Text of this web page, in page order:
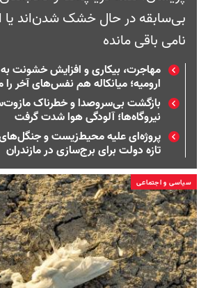
بی‌سابقه در حال خشک شدن‌اند یا
نامی باقی مانده
مهاجرت، بیکاری و افزایش خشونت
ارومیه؛ میانکاله هم نفس‌های آخر
بازگشت بی‌سروصدا و خطرناک
نیروگاه‌ها؛ آلودگی هوا شدت گرفت
پروژه‌ای علیه محیط‌زیست و جنگل‌های
تازه دولت برای برج‌سازی در مازندران
سیاسی و اجتماعی